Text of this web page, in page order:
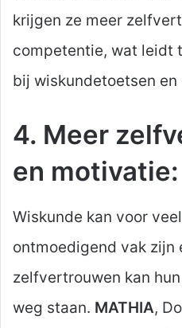
krijgen ze meer
competentie, wat leidt
bij wiskundetoetsen en
4. Meer
en motivatie:
Wiskunde kan voor
ontmoedigend vak zijn
zelfvertrouwen kan
weg staan. MATHIA,